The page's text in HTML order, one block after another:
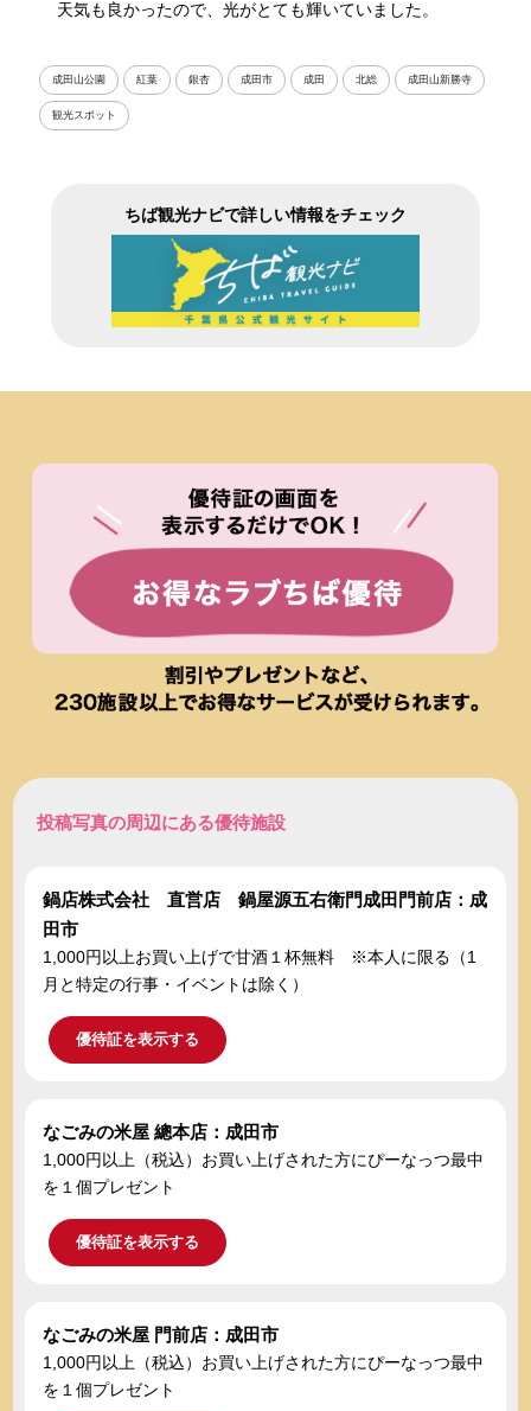
天気も良かったので、光がとても輝いていました。
成田山公園 紅葉 銀杏 成田市 成田 北総 成田山新勝寺
観光スポット
ちば観光ナビで詳しい情報をチェック
投稿写真の周辺にある優待施設
鍋店株式会社 直営店 鍋屋源五右衛門成田門前店：成
田市
1,000円以上お買い上げで甘酒１杯無料 ※本人に限る（1
月と特定の行事・イベントは除く）
優待証を表示する
なごみの米屋 總本店：成田市
1,000円以上（税込）お買い上げされた方にぴーなっつ最中
を１個プレゼント
優待証を表示する
なごみの米屋 門前店：成田市
1,000円以上（税込）お買い上げされた方にぴーなっつ最中
を１個プレゼント